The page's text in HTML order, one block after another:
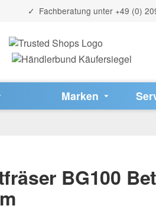
Fachberatung unter +49 (0)
Marken
BG100